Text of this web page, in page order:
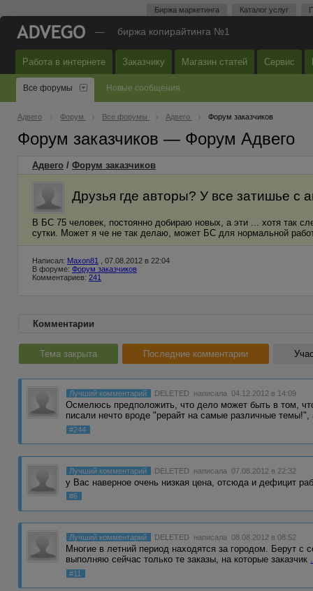
Биржа маркетинга Каталог услуг
— биржа копирайтинга №1
Работа в интернете Заказчику Магазин статей Сервис
Все форумы Новые сообщения
Адвего Форум Все форумы Адвего Форум заказчиков
Форум заказчиков — Форум Адвего
Адвего / Форум заказчиков
Друзья где авторы? У все затишье с
В БС 75 человек, постоянно добираю новых, а эти ... хотя так
сутки. Может я че не так делаю, может БС для нормальной
Написал: Maxon81
, 07.08.2012 в 22:04
В форуме: Форум заказчиков
Комментариев: 241
Комментарии
Тема закрыта Последние комментарии
Лучший комментарий DELETED написала 04.12.2012 в 14:09
Осмелюсь предположить, что дело может быть в том,
писали нечто вроде "рерайт на самые различные
#244
Лучший комментарий DELETED написала 07.08.2012 в 22:32
у Вас наверное очень низкая цена, отсюда и дефицит
#6
Лучший комментарий DELETED написала 08.08.2012 в 08:52
Многие в летний период находятся за городом. Берут с
выполняю сейчас только те заказы, на которые заказчик
#11